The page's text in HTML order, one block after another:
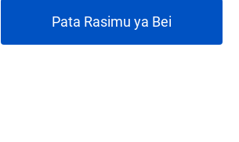
Pata Rasimu ya Bei